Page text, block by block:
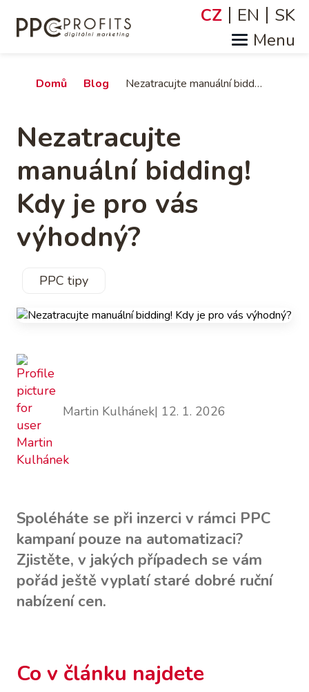
hlavnímu
Jazyky
CZ EN SK
Drobečková
Domů Blog Nezatracujte manuální bidding! Kdy je pro vás výhodný?
Nezatracujte
manuální bidding!
Kdy je pro vás
výhodný?
PPC tipy
Martin Kulhánek| 12. 1. 2026
Spoléháte se při inzerci v rámci PPC
kampaní pouze na automatizaci?
Zjistěte, v jakých případech se vám
pořád ještě vyplatí staré dobré ruční
nabízení cen.
Co v článku najdete